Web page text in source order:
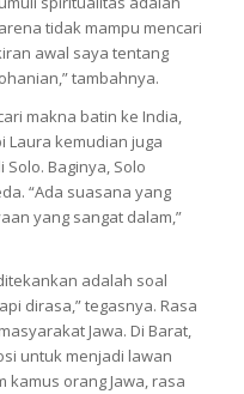
tidak mampu mencari
awal saya tentang
tambahnya.
makna batin ke India,
Laura kemudian juga
Baginya, Solo
“Ada suasana yang
yang sangat dalam,”
adalah soal
dirasa,” tegasnya. Rasa
Jawa. Di Barat,
untuk menjadi lawan
kamus orang Jawa, rasa